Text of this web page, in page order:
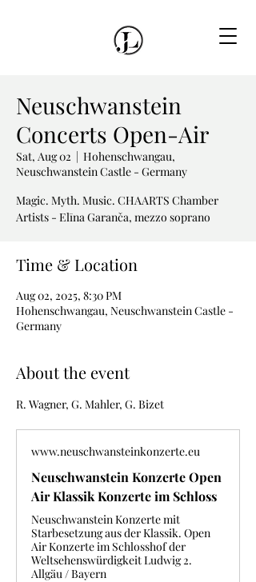
Neuschwanstein
Concerts Open-Air
Sat, Aug 02
  |
Hohenschwangau,
Neuschwanstein Castle - Germany
Magic. Myth. Music. CHAARTS Chamber
Artists - Elīna Garanča, mezzo soprano
Time & Location
Aug 02, 2025, 8:30 PM
Hohenschwangau, Neuschwanstein Castle -
Germany
About the event
R. Wagner, G. Mahler, G. Bizet
www.neuschwansteinkonzerte.eu
Neuschwanstein Konzerte Open
Air Klassik Konzerte im Schloss
Neuschwanstein Konzerte mit
Starbesetzung aus der Klassik. Open
Air Konzerte im Schlosshof der
Weltsehenswürdigkeit Ludwig 2.
Allgäu / Bayern